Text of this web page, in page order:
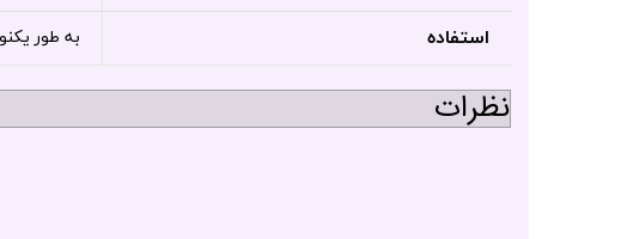
استفاده به طور یکنواخت 15 الی 20 دقیقه قبل در معرض آفتاب قرار گرفتن روی پوست خود
نظرات